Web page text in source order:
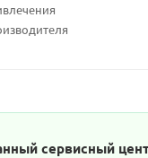
сервисный